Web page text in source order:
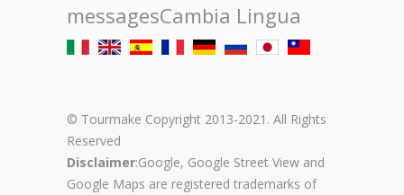
messagesCambia Lingua
© Tourmake Copyright 2013-2021. All Rights
Reserved
Disclaimer:Google, Google Street View and
Google Maps are registered trademarks of